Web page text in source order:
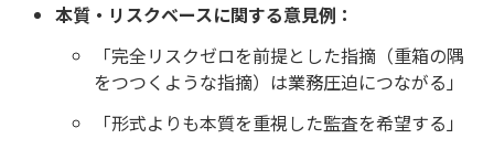
本質・リスクベースに関する意見例：
「完全リスクゼロを前提とした指摘（重箱の隅
をつつくような指摘）は業務圧迫につながる」
「形式よりも本質を重視した監査を希望する」